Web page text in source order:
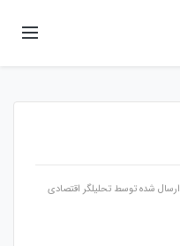
ارسال شده توسط تحلیلگر اقتصادی